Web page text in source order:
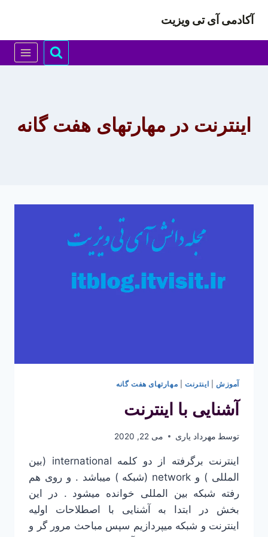
محتوا
آکادمی آی تی ویزیت
اینترنت در مهارتهای هفت گانه
آموزش| اینترنت| مهارتهای هفت گانه
آشنایی با اینترنت
توسط مهرداد یاری می 22, 2020
اینترنت برگرفته از دو کلمه international (بین
المللی ) و network (شبکه ) میباشد . و روی هم
رفته شبکه بین المللی خوانده میشود . در این
بخش در ابتدا به آشنایی با اصطلاحات اولیه
اینترنت و شبکه میپردازیم سپس مباحث مرور گر و